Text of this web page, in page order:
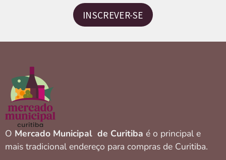
INSCREVER-SE
O Mercado Municipal de Curitiba é o principal e
mais tradicional endereço para compras de Curitiba.